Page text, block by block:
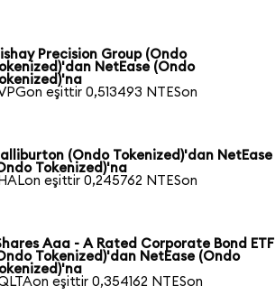
Precision Group (Ondo
NetEase (Ondo
eşittir 0,513493 NTESon
(Ondo Tokenized)'dan NetEase
Tokenized)'na
eşittir 0,245762 NTESon
Aaa - A Rated Corporate Bond ETF
Tokenized)'dan NetEase (Ondo
eşittir 0,354162 NTESon